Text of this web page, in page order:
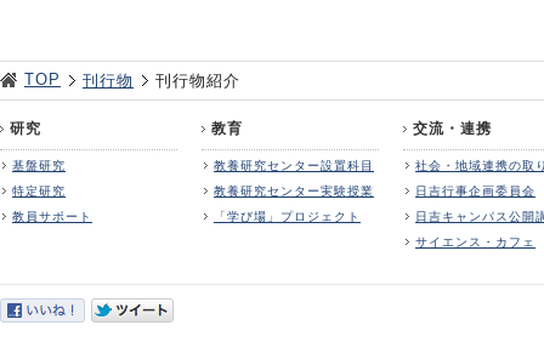
TOP 刊行物 刊行物紹介
研究
基盤研究
特定研究
教員サポート
教育
教養研究センター設置科目
教養研究センター実験授業
「学び場」プロジェクト
交流・連携
社会・地域連携の取
日吉行事企画委員会
日吉キャンパス公開
サイエンス・カフェ